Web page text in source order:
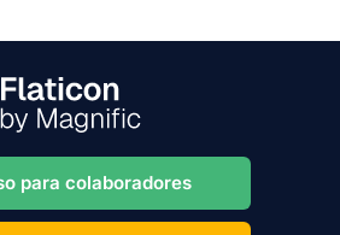
para colaboradores